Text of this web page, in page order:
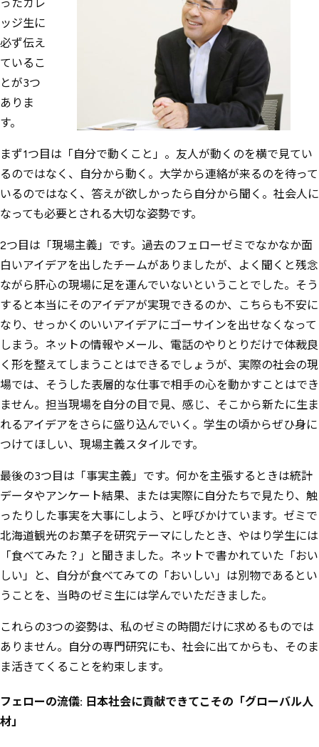
ったカレ
ッジ生に
必ず伝え
ているこ
とが3つ
ありま
す。
まず1つ目は「自分で動くこと」。友人が動くのを横で見てい
るのではなく、自分から動く。大学から連絡が来るのを待って
いるのではなく、答えが欲しかったら自分から聞く。社会人に
なっても必要とされる大切な姿勢です。
2つ目は「現場主義」です。過去のフェローゼミでなかなか面
白いアイデアを出したチームがありましたが、よく聞くと残念
ながら肝心の現場に足を運んでいないということでした。そう
すると本当にそのアイデアが実現できるのか、こちらも不安に
なり、せっかくのいいアイデアにゴーサインを出せなくなって
しまう。ネットの情報やメール、電話のやりとりだけで体裁良
く形を整えてしまうことはできるでしょうが、実際の社会の現
場では、そうした表層的な仕事で相手の心を動かすことはでき
ません。担当現場を自分の目で見、感じ、そこから新たに生ま
れるアイデアをさらに盛り込んでいく。学生の頃からぜひ身に
つけてほしい、現場主義スタイルです。
最後の3つ目は「事実主義」です。何かを主張するときは統計
データやアンケート結果、または実際に自分たちで見たり、触
ったりした事実を大事にしよう、と呼びかけています。ゼミで
北海道観光のお菓子を研究テーマにしたとき、やはり学生には
「食べてみた？」と聞きました。ネットで書かれていた「おい
しい」と、自分が食べてみての「おいしい」は別物であるとい
うことを、当時のゼミ生には学んでいただきました。
これらの3つの姿勢は、私のゼミの時間だけに求めるものでは
ありません。自分の専門研究にも、社会に出てからも、そのま
ま活きてくることを約束します。
フェローの流儀: 日本社会に貢献できてこその「グローバル人
材」